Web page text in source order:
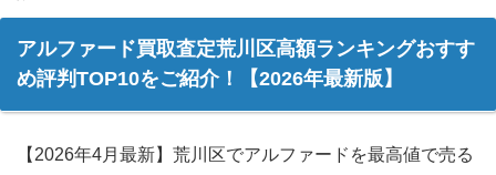
アルファード買取査定荒川区高額ランキングおすす
め評判TOP10をご紹介！【2026年最新版】
【2026年4月最新】荒川区でアルファードを最高値で売る